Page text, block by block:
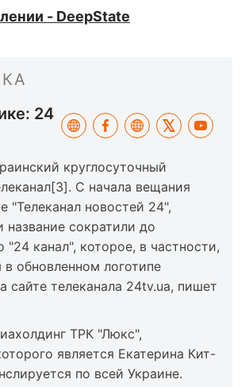
- DeepState
24
круглосуточный
С начала вещания
"Телеканал новостей 24",
название сократили до
"24 канал", которое, в частности,
в обновленном логотипе
сайте телеканала 24tv.ua, пишет
ТРК "Люкс",
является Екатерина Кит-
по всей Украине.